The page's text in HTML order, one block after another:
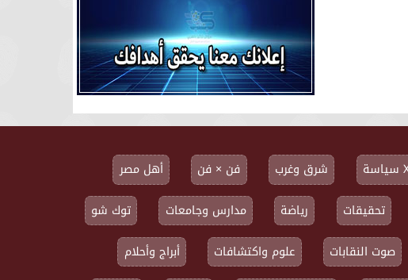
شرق وغرب فن × فن
أهل مصر
تحقيقات رياضة مدارس وجامعات
توك شو
صوت النقابات علوم واكتشافات أبراج وأحلام